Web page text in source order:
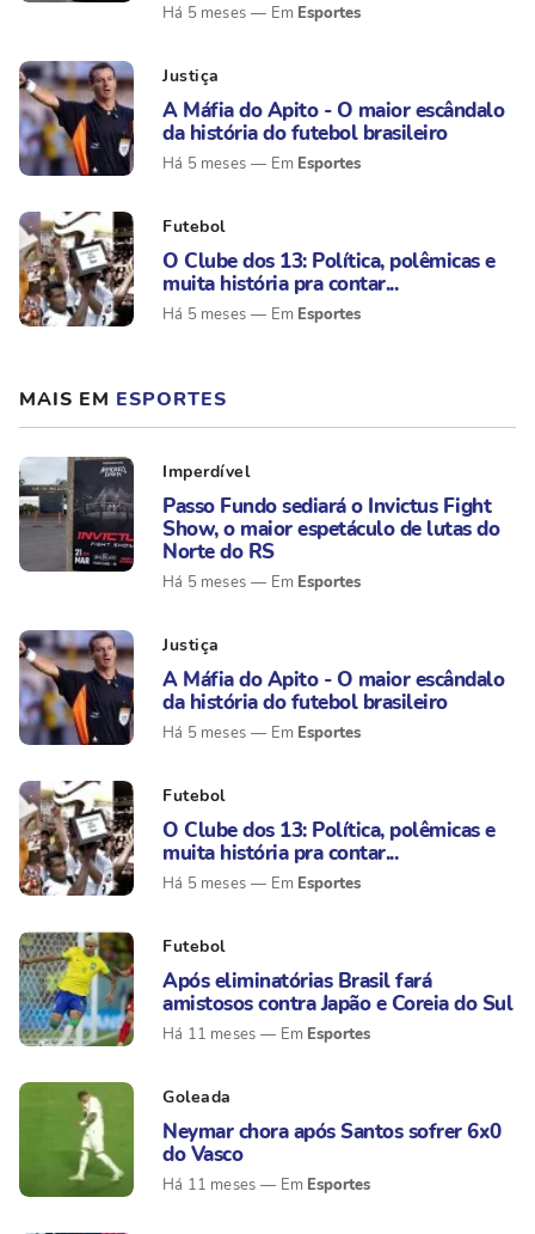
Há 5 meses Esportes
Justiça
A Máfia do Apito - O maior escândalo
da história do futebol brasileiro
Há 5 meses Esportes
Futebol
O Clube dos 13: Política, polêmicas e
muita história pra contar...
Há 5 meses Esportes
MAIS EM ESPORTES
Imperdível
Passo Fundo sediará o Invictus Fight
Show, o maior espetáculo de lutas do
Norte do RS
Há 5 meses Esportes
Justiça
A Máfia do Apito - O maior escândalo
da história do futebol brasileiro
Há 5 meses Esportes
Futebol
O Clube dos 13: Política, polêmicas e
muita história pra contar...
Há 5 meses Esportes
Futebol
Após eliminatórias Brasil fará
amistosos contra Japão e Coreia do Sul
Há 11 meses Esportes
Goleada
Neymar chora após Santos sofrer 6x0
do Vasco
Há 11 meses Esportes